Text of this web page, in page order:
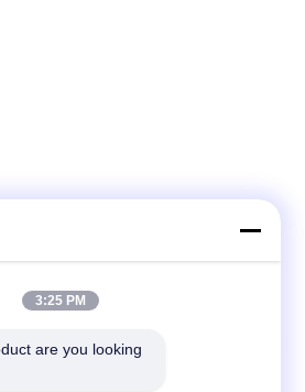
3:25 PM
are you looking